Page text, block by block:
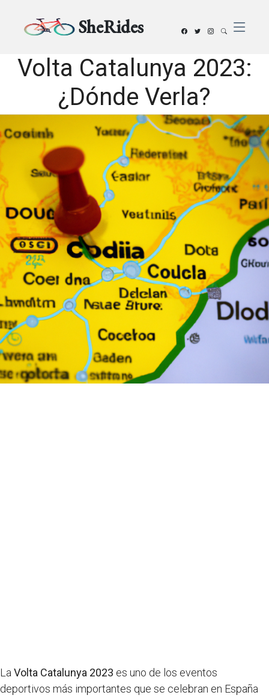
SheRides
Volta Catalunya 2023:
¿Dónde Verla?
La Volta Catalunya 2023 es uno de los eventos
deportivos más importantes que se celebran en España